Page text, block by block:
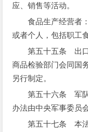
应、销售等活动。
食品生产经营者
或者个人，包括职工
第五十五条 出
商品检验部门会同国
另行制定。
第五十六条 军
办法由中央军事委员
第五十七条 本